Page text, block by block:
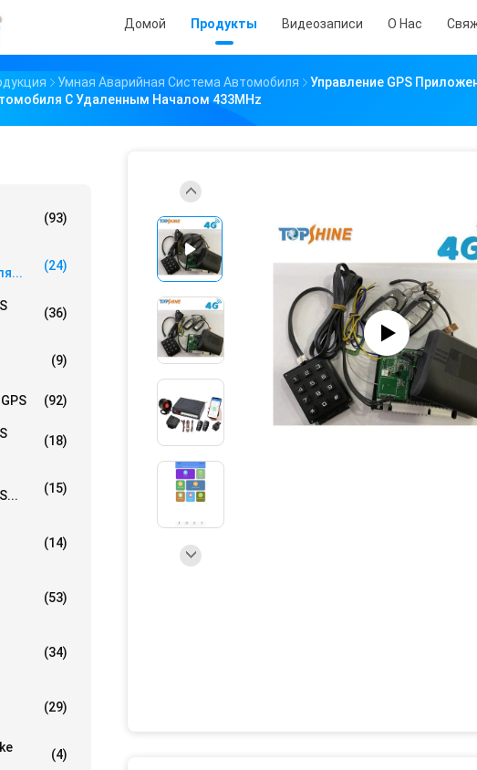
Домой Продукты Видеозаписи О Нас
Умная Аварийная Система Автомобиля
Управление GPS
С Удаленным Началом 433MHz
(93)
(24)
(36)
(9)
(92)
(18)
(15)
(14)
(53)
(34)
(29)
(4)